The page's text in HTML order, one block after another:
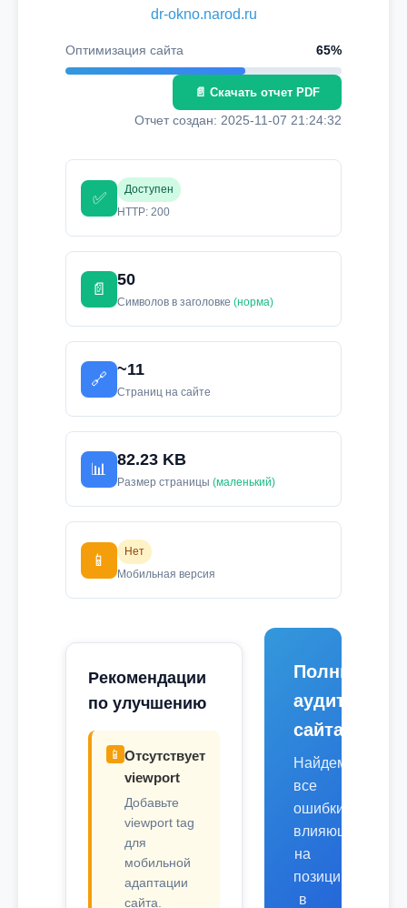
dr-okno.narod.ru
Оптимизация сайта 65%
📄 Скачать отчет PDF
Отчет создан: 2025-11-07 21:24:32
✅
Доступен
HTTP: 200
📄
50
Символов в заголовке (норма)
🔗
~11
Страниц на сайте
📊
82.23 KB
Размер страницы (маленький)
📱
Нет
Мобильная версия
Рекомендации
по улучшению
📱 Отсутствует
viewport
Добавьте
viewport tag
для
мобильной
адаптации
сайта.
Полный
аудит
сайта
Найдем
все
ошибки,
влияющие
на
позиции
в